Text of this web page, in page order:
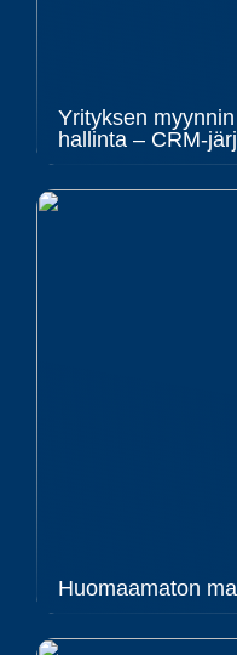
Yrityksen
hallinta – CRM-
Huomaamaton